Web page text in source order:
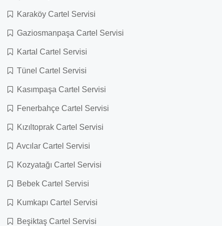
Karaköy Cartel Servisi
Gaziosmanpaşa Cartel Servisi
Kartal Cartel Servisi
Tünel Cartel Servisi
Kasımpaşa Cartel Servisi
Fenerbahçe Cartel Servisi
Kızıltoprak Cartel Servisi
Avcılar Cartel Servisi
Kozyatağı Cartel Servisi
Bebek Cartel Servisi
Kumkapı Cartel Servisi
Beşiktaş Cartel Servisi